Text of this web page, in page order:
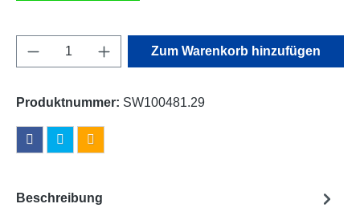
Produkt Anzahl: Gib den gewünschten
Zum Warenkorb hinzufügen
Produktnummer: SW100481.29
Beschreibung